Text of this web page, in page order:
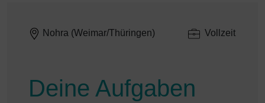
Nohra (Weimar/Thüringen) Vollzeit
Deine Aufgaben